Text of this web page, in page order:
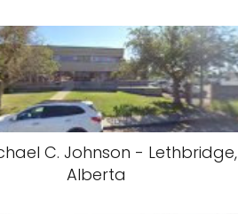
C. Johnson - Lethbridge,
Alberta